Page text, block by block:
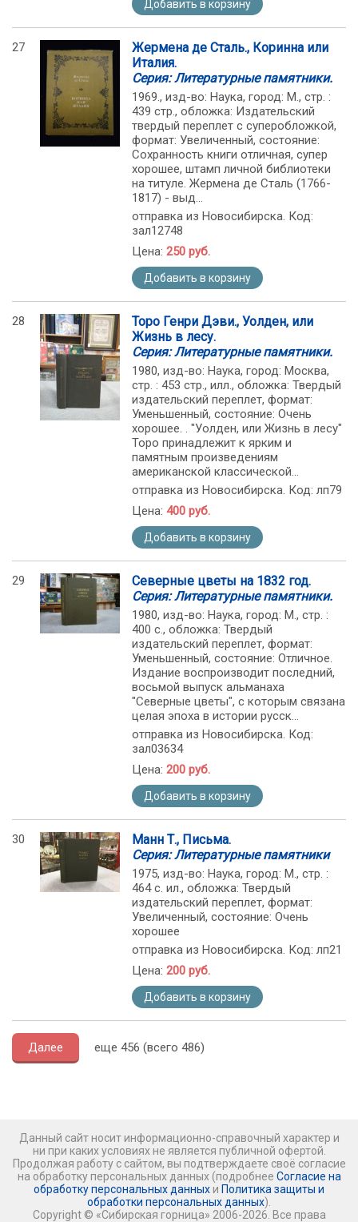
Добавить в корзину
27
Жермена де Сталь., Коринна или
Италия.
Серия: Литературные памятники.
1969., изд-во: Наука, город: М., стр. :
439 стр., обложка: Издательский
твердый переплет с суперобложкой,
формат: Увеличенный, состояние:
Сохранность книги отличная, супер
хорошее, штамп личной библиотеки
на титуле. Жермена де Сталь (1766-
1817) - выд...
отправка из Новосибирска. Код:
зал12748
Цена: 250 руб.
Добавить в корзину
28
Торо Генри Дэви., Уолден, или
Жизнь в лесу.
Серия: Литературные памятники.
1980, изд-во: Наука, город: Москва,
стр. : 453 стр., илл., обложка: Твердый
издательский переплет, формат:
Уменьшенный, состояние: Очень
хорошее. . "Уолден, или Жизнь в лесу"
Торо принадлежит к ярким и
памятным произведениям
американской классической...
отправка из Новосибирска. Код: лп79
Цена: 400 руб.
Добавить в корзину
29
Северные цветы на 1832 год.
Серия: Литературные памятники.
1980, изд-во: Наука, город: М., стр. :
400 с., обложка: Твердый
издательский переплет, формат:
Уменьшенный, состояние: Отличное.
Издание воспроизводит последний,
восьмой выпуск альманаха
"Северные цветы", с которым связана
целая эпоха в истории русск...
отправка из Новосибирска. Код:
зал03634
Цена: 200 руб.
Добавить в корзину
30
Манн Т., Письма.
Серия: Литературные памятники
1975, изд-во: Наука, город: М., стр. :
464 с. ил., обложка: Твердый
издательский переплет, формат:
Увеличенный, состояние: Очень
хорошее
отправка из Новосибирска. Код: лп21
Цена: 200 руб.
Добавить в корзину
Далее еще 456 (всего 486)
Данный сайт носит информационно-справочный характер и
ни при каких условиях не является публичной офертой.
Продолжая работу с сайтом, вы подтверждаете своё согласие
на обработку персональных данных (подробнее Согласие на
обработку персональных данных и Политика защиты и
обработки персональных данных).
Copyright © «Сибирская горница» 2006-2026. Все права